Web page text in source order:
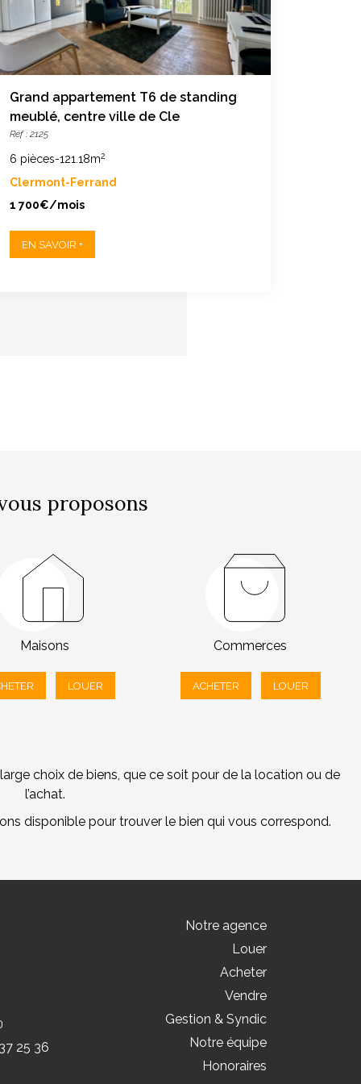
Grand appartement T6 de standing
meublé, centre ville de Cle
Réf : 2125
6 pièces-121.18m2
Clermont-Ferrand
1 700€/mois
EN SAVOIR +
proposons
Maisons
LOUER
Commerces
ACHETER LOUER
choix de biens, que ce soit pour de la location ou de
l’achat.
disponible pour trouver le bien qui vous correspond.
25 36
Notre agence
Louer
Acheter
Vendre
Gestion & Syndic
Notre équipe
Honoraires